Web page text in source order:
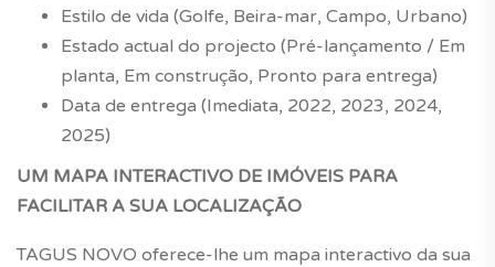
Estilo de vida (Golfe, Beira-mar, Campo, Urbano)
Estado actual do projecto (Pré-lançamento / Em
planta, Em construção, Pronto para entrega)
Data de entrega (Imediata, 2022, 2023, 2024,
2025)
UM MAPA INTERACTIVO DE IMÓVEIS PARA
FACILITAR A SUA LOCALIZAÇÃO
TAGUS NOVO oferece-lhe um mapa interactivo da sua